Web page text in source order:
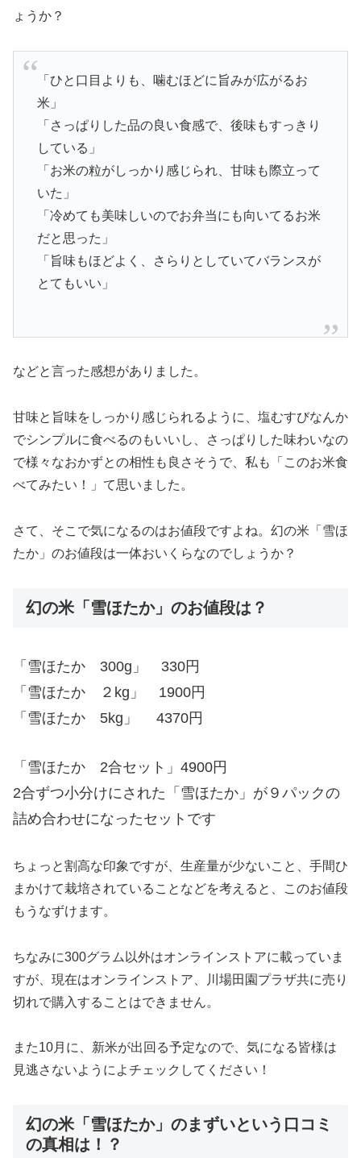
ょうか？
「ひと口目よりも、噛むほどに旨みが広がるお
米」
「さっぱりした品の良い食感で、後味もすっきり
している」
「お米の粒がしっかり感じられ、甘味も際立って
いた」
「冷めても美味しいのでお弁当にも向いてるお米
だと思った」
「旨味もほどよく、さらりとしていてバランスが
とてもいい」
などと言った感想がありました。
甘味と旨味をしっかり感じられるように、塩むすびなんか
でシンプルに食べるのもいいし、さっぱりした味わいなの
で様々なおかずとの相性も良さそうで、私も「このお米食
べてみたい！」て思いました。
さて、そこで気になるのはお値段ですよね。幻の米「雪ほ
たか」のお値段は一体おいくらなのでしょうか？
幻の米「雪ほたか」のお値段は？
「雪ほたか 300g」 330円
「雪ほたか ２kg」 1900円
「雪ほたか 5kg」 4370円
「雪ほたか 2合セット」4900円
2合ずつ小分けにされた「雪ほたか」が９パックの
詰め合わせになったセットです
ちょっと割高な印象ですが、生産量が少ないこと、手間ひ
まかけて栽培されていることなどを考えると、このお値段
もうなずけます。
ちなみに300グラム以外はオンラインストアに載っていま
すが、現在はオンラインストア、川場田園プラザ共に売り
切れで購入することはできません。
また10月に、新米が出回る予定なので、気になる皆様は
見逃さないようによチェックしてください！
幻の米「雪ほたか」のまずいという口コミ
の真相は！？